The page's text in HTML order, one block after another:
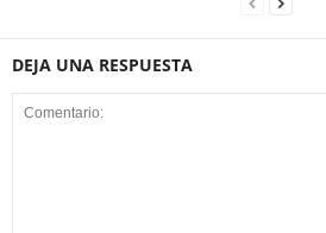
DEJA UNA RESPUESTA